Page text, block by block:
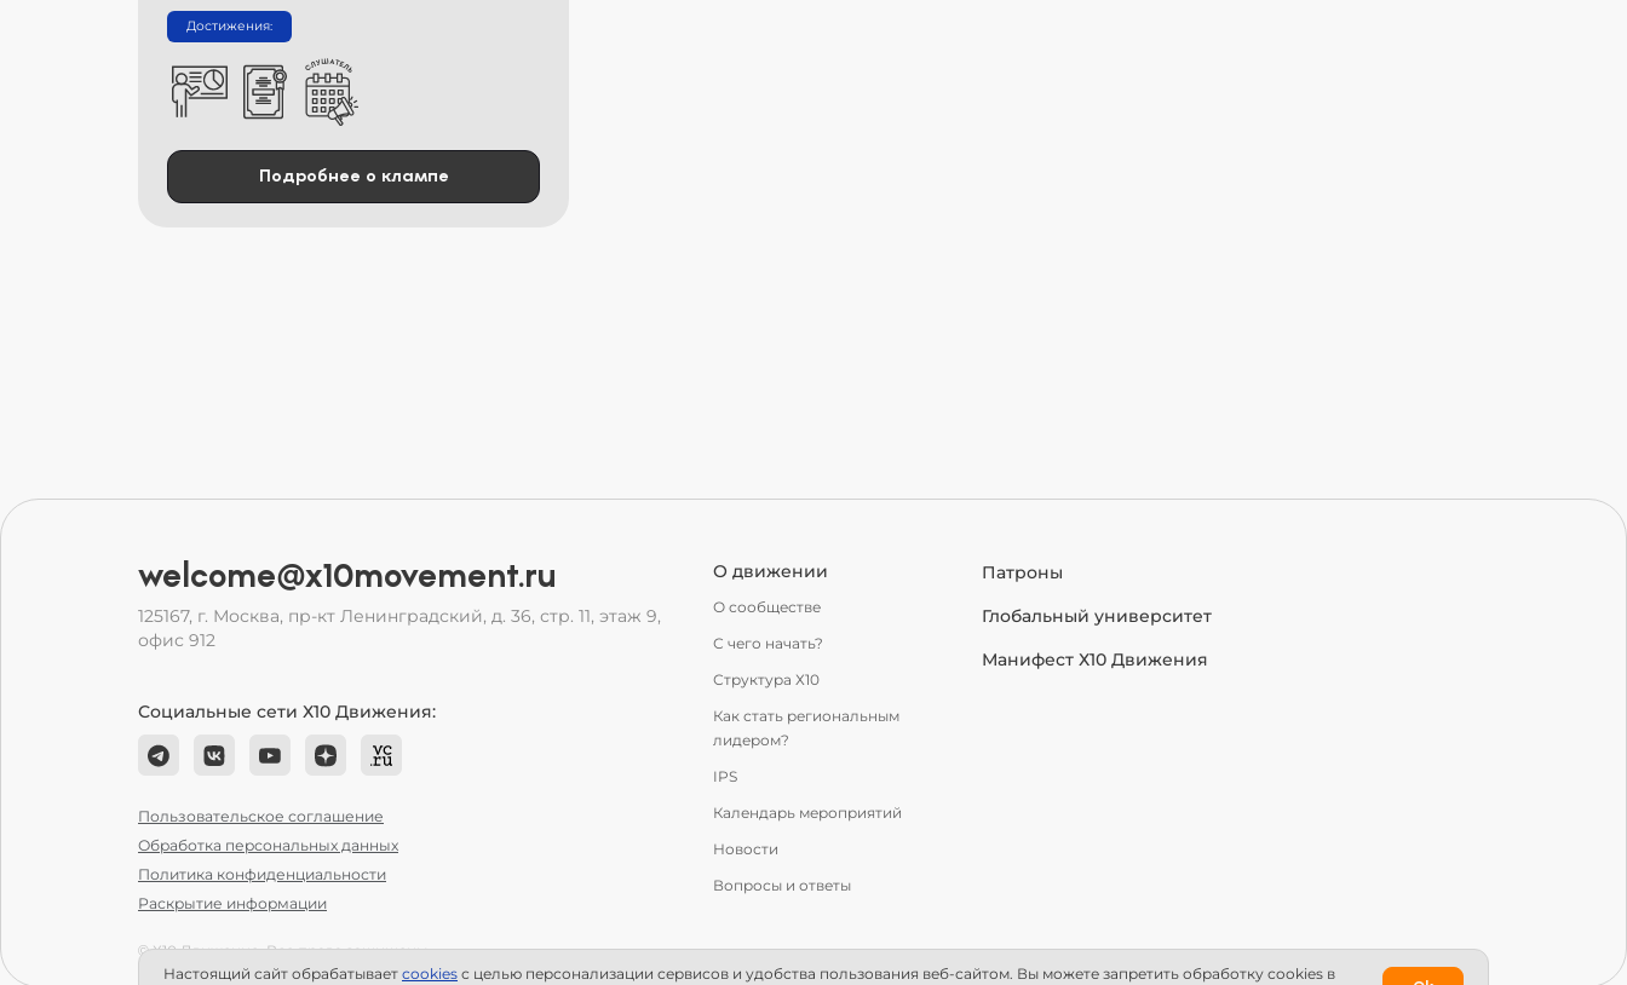
Достижения:
Подробнее о клампе
welcome@x10movement.ru
125167, г. Москва, пр-кт Ленинградский, д. 36, стр. 11, этаж 9,
офис 912
Социальные сети Х10 Движения:
Пользовательское соглашение
Обработка персональных данных
Политика конфиденциальности
Раскрытие информации
О движении
О сообществе
С чего начать?
Структура Х10
Как стать региональным
лидером?
IPS
Календарь мероприятий
Новости
Вопросы и ответы
Патроны
Глобальный университет
Манифест Х10 Движения
© Х10 Движение. Все права защищены.
Настоящий сайт обрабатывает сookies с целью персонализации сервисов и удобства пользования веб-сайтом. Вы можете запретить обработку сookies в